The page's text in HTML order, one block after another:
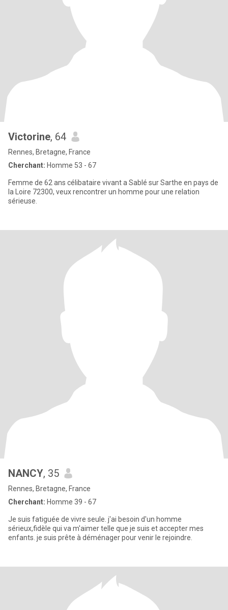
Victorine, 64
Rennes, Bretagne, France
Cherchant: Homme 53 - 67
Femme de 62 ans célibataire vivant a Sablé sur Sarthe en pays de
la Loire 72300, veux rencontrer un homme pour une relation
sérieuse.
NANCY, 35
Rennes, Bretagne, France
Cherchant: Homme 39 - 67
Je suis fatiguée de vivre seule. j'ai besoin d'un homme
sérieux,fidèle qui va m'aimer telle que je suis et accepter mes
enfants. je suis prête à déménager pour venir le rejoindre.